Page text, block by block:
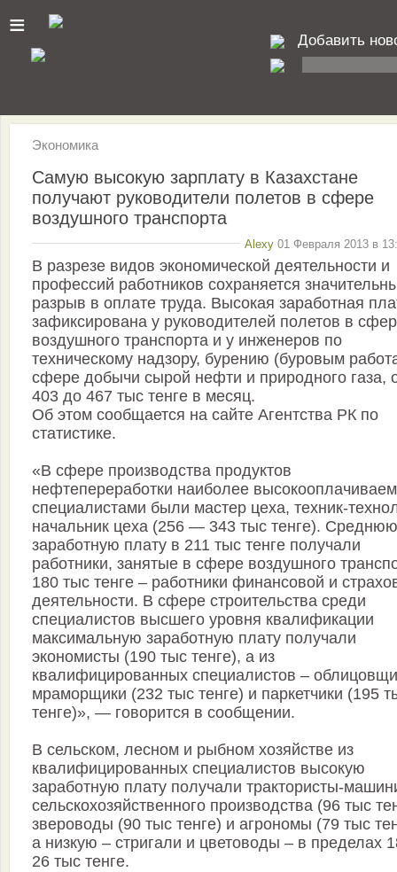
≡ Добавить
Экономика
Самую высокую зарплату в Казахстане
получают руководители полетов в сфере
воздушного транспорта
Alexy 01 Февраля 2013 в
В разрезе видов экономической деятельности и
профессий работников сохраняется
разрыв в оплате труда. Высокая заработная
зафиксирована у руководителей полетов в
воздушного транспорта и у инженеров по
техническому надзору, бурению (буровым
сфере добычи сырой нефти и природного газа,
403 до 467 тыс тенге в месяц.
Об этом сообщается на сайте Агентства РК по
статистике.
«В сфере производства продуктов
нефтепереработки наиболее
специалистами были мастер цеха, техник-
начальник цеха (256 — 343 тыс тенге). Среднюю
заработную плату в 211 тыс тенге получали
работники, занятые в сфере воздушного
180 тыс тенге – работники финансовой и
деятельности. В сфере строительства среди
специалистов высшего уровня квалификации
максимальную заработную плату получали
экономисты (190 тыс тенге), а из
квалифицированных специалистов –
мраморщики (232 тыс тенге) и паркетчики (195
тенге)», — говорится в сообщении.
В сельском, лесном и рыбном хозяйстве из
квалифицированных специалистов высокую
заработную плату получали трактористы-
сельскохозяйственного производства (96 тыс
звероводы (90 тыс тенге) и агрономы (79 тыс
а низкую – стригали и цветоводы – в пределах
26 тыс тенге.